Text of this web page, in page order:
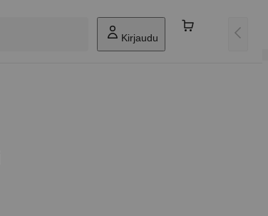
Kirjaudu